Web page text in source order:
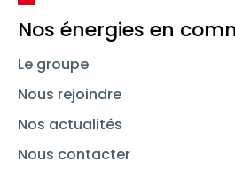
Nos énergies en
Le groupe
Nous rejoindre
Nos actualités
Nous contacter